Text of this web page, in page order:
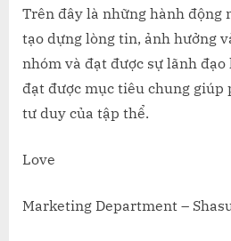
Trên đây là những hành động
tạo dựng lòng tin, ảnh hưởng
nhóm và đạt được sự lãnh
đạt được mục tiêu chung
tư duy của tập thể.
Love
Marketing Department –